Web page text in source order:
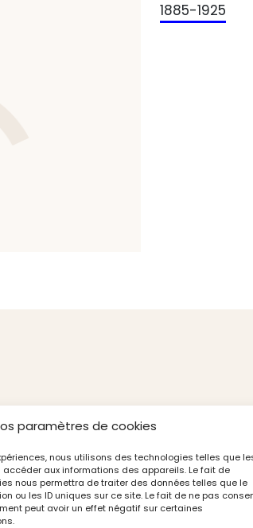
paramètres de cookies
nous utilisons des technologies telles que
aux informations des appareils. Le fait de
nous permettra de traiter des données telles que le
ou les ID uniques sur ce site. Le fait de ne pas
peut avoir un effet négatif sur certaines
1885-1925